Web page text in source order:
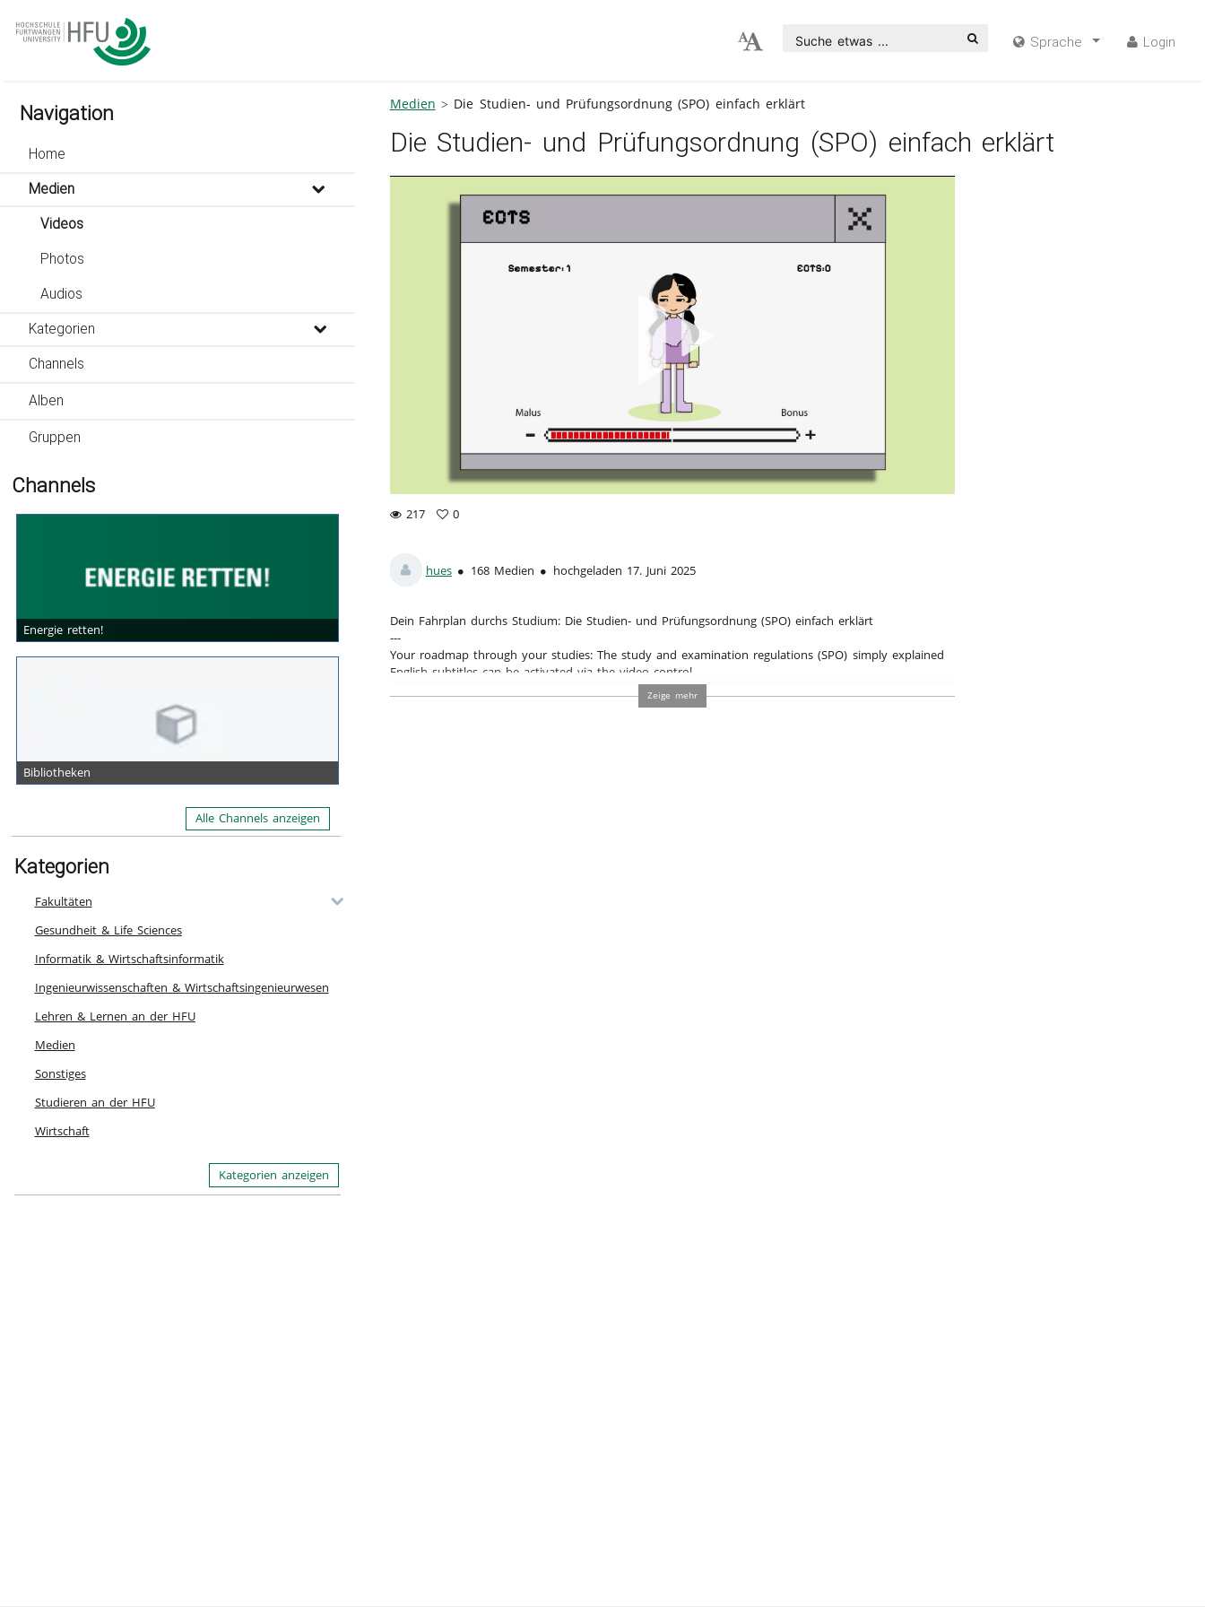
Suche etwas ... Sprache Login
Navigation
Home
Medien
Videos
Photos
Audios
Kategorien
Channels
Alben
Gruppen
Channels
Energie retten!
Bibliotheken
Alle Channels anzeigen
Kategorien
Fakultäten
Gesundheit & Life Sciences
Informatik & Wirtschaftsinformatik
Ingenieurwissenschaften & Wirtschaftsingenieurwesen
Lehren & Lernen an der HFU
Medien
Sonstiges
Studieren an der HFU
Wirtschaft
Kategorien anzeigen
Medien Die Studien- und Prüfungsordnung (SPO) einfach erklärt
Die Studien- und Prüfungsordnung (SPO) einfach erklärt
Video
217
views
0
hues
168 Medien hochgeladen 17. Juni 2025
Dein Fahrplan durchs Studium: Die Studien- und Prüfungsordnung (SPO) einfach erklärt
---
Your roadmap through your studies: The study and examination regulations (SPO) simply explained
English subtitles can be activated via the video control.
Zeige mehr